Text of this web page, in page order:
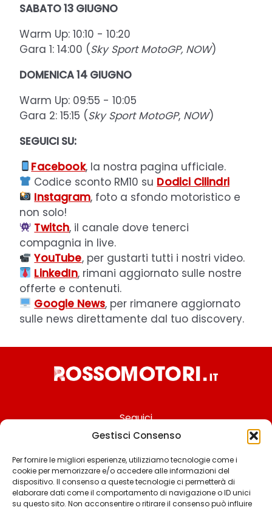
Gestisci Consenso
Per fornire le migliori esperienze, utilizziamo tecnologie come i
cookie per memorizzare e/o accedere alle informazioni del
dispositivo. Il consenso a queste tecnologie ci permetterà di
elaborare dati come il comportamento di navigazione o ID unici
su questo sito. Non acconsentire o ritirare il consenso può influire
SABATO 13 GIUGNO
Warm Up: 10:10 - 10:20
Gara 1: 14:00 (Sky Sport MotoGP, NOW)
DOMENICA 14 GIUGNO
Warm Up: 09:55 - 10:05
Gara 2: 15:15 (Sky Sport MotoGP, NOW)
SEGUICI SU:
Facebook, la nostra pagina ufficiale.
Codice sconto RM10 su Dodici Cilindri
Instagram, foto a sfondo motoristico e
non solo!
Twitch, il canale dove tenerci
compagnia in live.
YouTube, per gustarti tutti i nostri video.
LinkedIn, rimani aggiornato sulle nostre
offerte e contenuti.
Google News, per rimanere aggiornato
sulle news direttamente dal tuo discovery.
Seguici
Chi siamo
Contattaci